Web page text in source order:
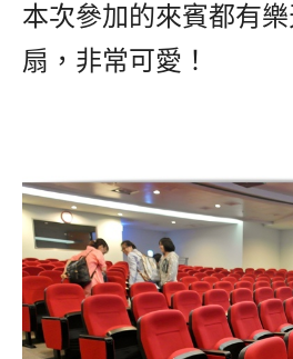
本次參加的來賓都有
扇，非常可愛！